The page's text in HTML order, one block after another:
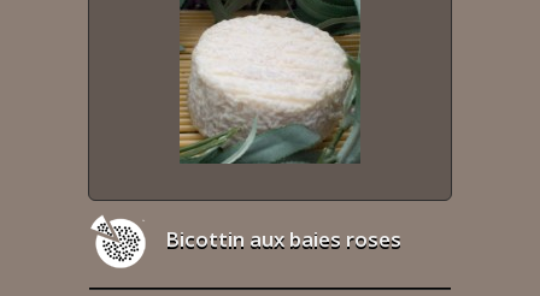
Bicottin aux baies roses